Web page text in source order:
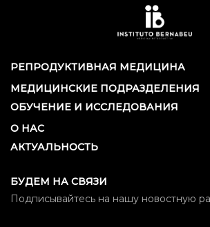
РЕПРОДУКТИВНАЯ МЕДИЦИНА
МЕДИЦИНСКИЕ ПОДРАЗДЕЛЕНИЯ
ОБУЧЕНИЕ И ИССЛЕДОВАНИЯ
О НАС
АКТУАЛЬНОСТЬ
БУДЕМ НА СВЯЗИ
Подписывайтесь на нашу новостную